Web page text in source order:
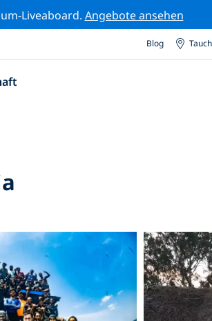
Liveaboard. Angebote ansehen
Blog